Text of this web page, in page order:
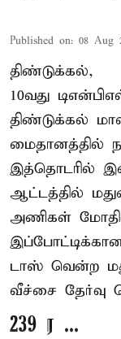
Published on: 08 Aug
திண்டுக்கல்,
10வது
திண்டுக்கல்
மைதானத்தில்
இத்தொடரில்
ஆட்டத்தில்
அணிகள்
டாஸ் வென்ற
வீச்சை தேர்வு
239 ர ...